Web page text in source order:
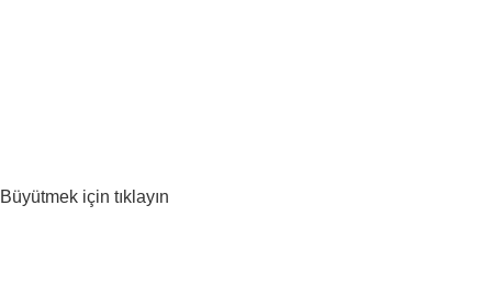
Büyütmek için tıklayın